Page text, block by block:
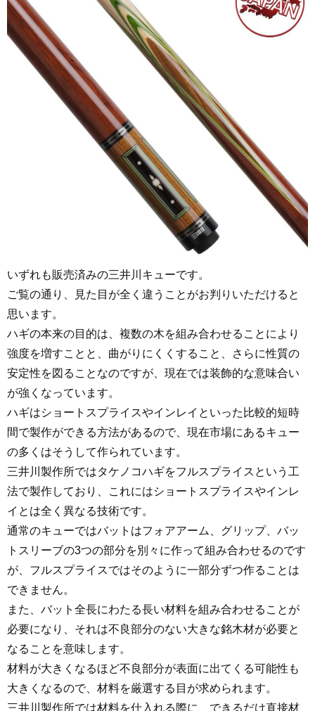
いずれも販売済みの三井川キューです。
ご覧の通り、見た目が全く違うことがお判りいただけると
思います。
ハギの本来の目的は、複数の木を組み合わせることにより
強度を増すことと、曲がりにくくすること、さらに性質の
安定性を図ることなのですが、現在では装飾的な意味合い
が強くなっています。
ハギはショートスプライスやインレイといった比較的短時
間で製作ができる方法があるので、現在市場にあるキュー
の多くはそうして作られています。
三井川製作所ではタケノコハギをフルスプライスという工
法で製作しており、これにはショートスプライスやインレ
イとは全く異なる技術です。
通常のキューではバットはフォアアーム、グリップ、バッ
トスリーブの3つの部分を別々に作って組み合わせるのです
が、フルスプライスではそのように一部分ずつ作ることは
できません。
また、バット全長にわたる長い材料を組み合わせることが
必要になり、それは不良部分のない大きな銘木材が必要と
なることを意味します。
材料が大きくなるほど不良部分が表面に出てくる可能性も
大きくなるので、材料を厳選する目が求められます。
三井川製作所では材料を仕入れる際に、できるだけ直接材